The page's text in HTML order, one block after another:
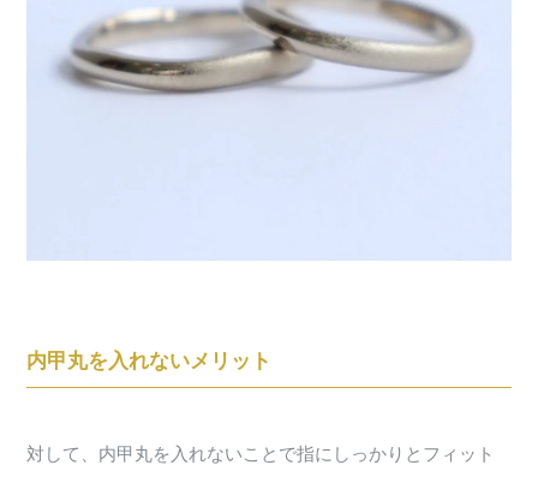
内甲丸を入れないメリット
対して、内甲丸を入れないことで指にしっかりとフィット